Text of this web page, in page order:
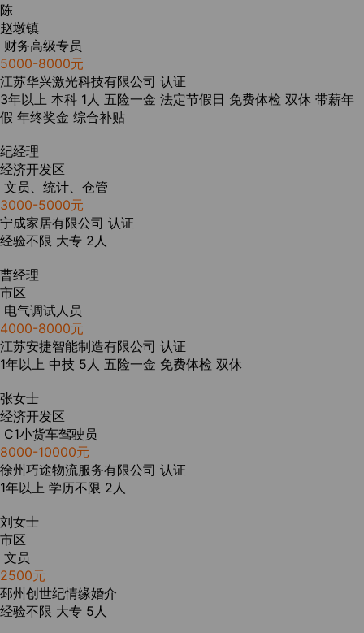
陈
赵墩镇
财务高级专员
5000-8000元
江苏华兴激光科技有限公司 认证
3年以上 本科 1人 五险一金 法定节假日 免费体检 双休 带薪年
假 年终奖金 综合补贴
纪经理
经济开发区
文员、统计、仓管
3000-5000元
宁成家居有限公司 认证
经验不限 大专 2人
曹经理
市区
电气调试人员
4000-8000元
江苏安捷智能制造有限公司 认证
1年以上 中技 5人 五险一金 免费体检 双休
张女士
经济开发区
C1小货车驾驶员
8000-10000元
徐州巧途物流服务有限公司 认证
1年以上 学历不限 2人
刘女士
市区
文员
2500元
邳州创世纪情缘婚介
经验不限 大专 5人